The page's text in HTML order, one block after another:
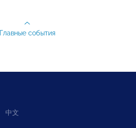
Главные события
中文